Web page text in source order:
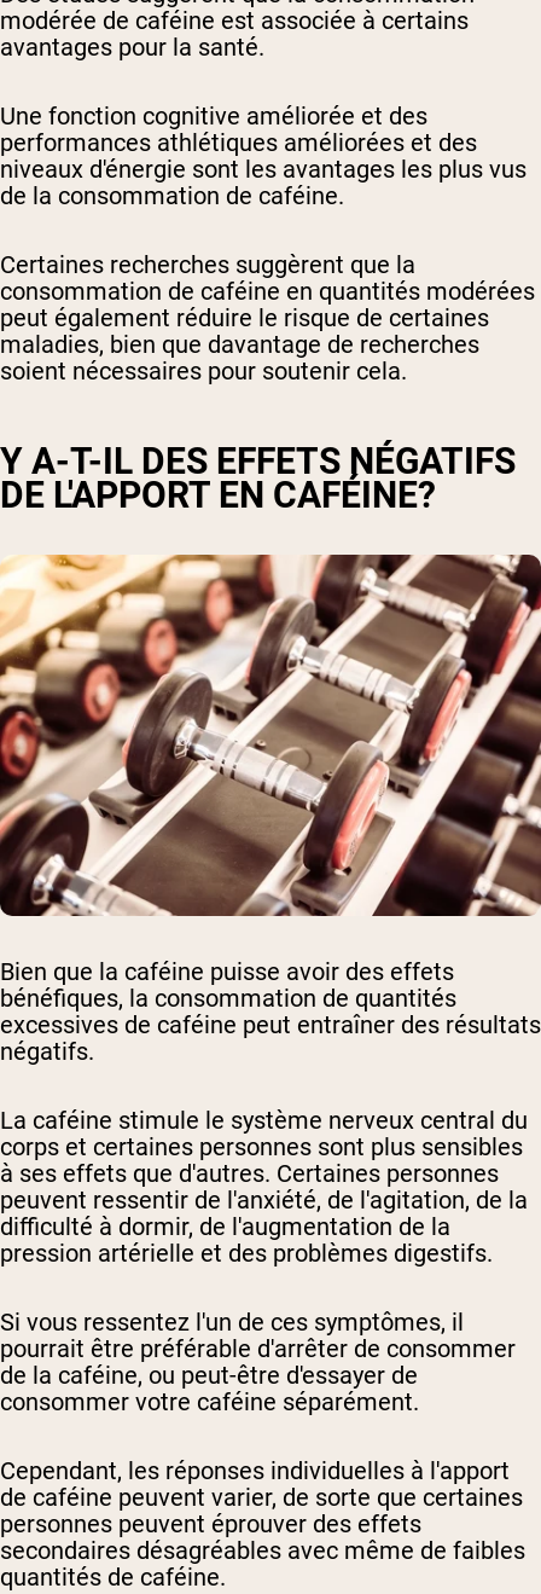
modérée de caféine est associée à certains
avantages pour la santé.
Une fonction cognitive améliorée et des
performances athlétiques améliorées et des
niveaux d'énergie sont les avantages les plus vus
de la consommation de caféine.
Certaines recherches suggèrent que la
consommation de caféine en quantités modérées
peut également réduire le risque de certaines
maladies, bien que davantage de recherches
soient nécessaires pour soutenir cela.
Y A-T-IL DES EFFETS NÉGATIFS
DE L'APPORT EN CAFÉINE?
Bien que la caféine puisse avoir des effets
bénéfiques, la consommation de quantités
excessives de caféine peut entraîner des résultats
négatifs.
La caféine stimule le système nerveux central du
corps et certaines personnes sont plus sensibles
à ses effets que d'autres. Certaines personnes
peuvent ressentir de l'anxiété, de l'agitation, de la
difficulté à dormir, de l'augmentation de la
pression artérielle et des problèmes digestifs.
Si vous ressentez l'un de ces symptômes, il
pourrait être préférable d'arrêter de consommer
de la caféine, ou peut-être d'essayer de
consommer votre caféine séparément.
Cependant, les réponses individuelles à l'apport
de caféine peuvent varier, de sorte que certaines
personnes peuvent éprouver des effets
secondaires désagréables avec même de faibles
quantités de caféine.